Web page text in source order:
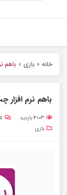
خانه » بازی » باهم
باهم نرم
۴۱۰۳بازدید ۵
بازی